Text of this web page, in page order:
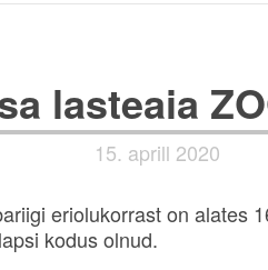
lasteaia
15. aprill 2020
eriolukorrast on alates
kodus olnud.